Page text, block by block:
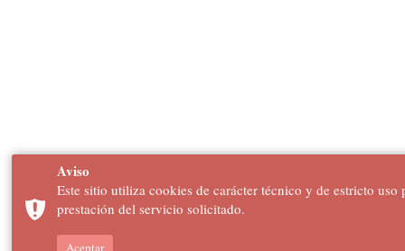
Aviso
Este sitio utiliza cookies de carácter técnico y de estricto uso
prestación del servicio solicitado.
Aceptar